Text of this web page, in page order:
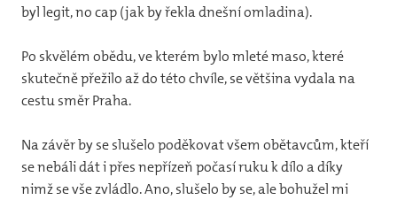
byl legit, no cap (jak by řekla dnešní omladina).
Po skvělém obědu, ve kterém bylo mleté maso, které
skutečně přežilo až do této chvíle, se většina vydala na
cestu směr Praha.
Na závěr by se slušelo poděkovat všem obětavcům, kteří
se nebáli dát i přes nepřízeň počasí ruku k dílo a díky
nimž se vše zvládlo. Ano, slušelo by se, ale bohužel mi